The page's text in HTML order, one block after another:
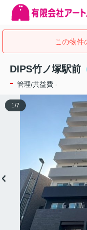
この物件
DIPS竹ノ塚駅前
- 管理/共益費 -
1/7